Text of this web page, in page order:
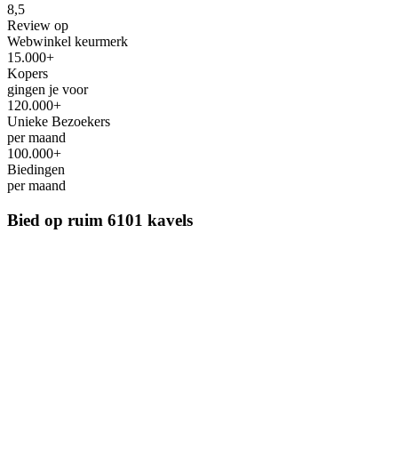
8,5
Review op
Webwinkel keurmerk
15.000+
Kopers
gingen je voor
120.000+
Unieke Bezoekers
per maand
100.000+
Biedingen
per maand
Bied op ruim 6101 kavels